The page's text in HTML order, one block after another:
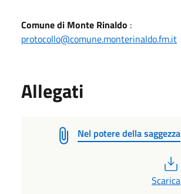
Comune di Monte Rinaldo :
protocollo@comune.monterinaldo.fm.it
Allegati
Nel potere della saggezza
Scarica